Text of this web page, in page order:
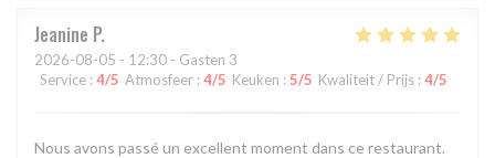
Jeanine P
2026-08-05 - 12:30 - Gasten 3
Service : 4/5 Atmosfeer : 4/5 Keuken : 5/5 Kwaliteit / Prijs : 4/5
Nous avons passé un excellent moment dans ce restaurant.